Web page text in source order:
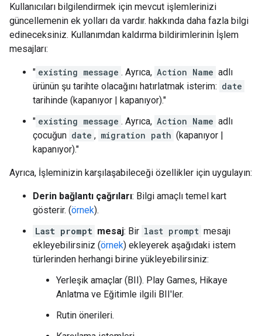
Kullanıcıları bilgilendirmek için mevcut işlemlerinizi
güncellemenin ek yolları da vardır. hakkında daha fazla bilgi
edineceksiniz. Kullanımdan kaldırma bildirimlerinin İşlem
mesajları:
" existing message . Ayrıca, Action Name adlı
ürünün şu tarihte olacağını hatırlatmak isterim: date
tarihinde (kapanıyor | kapanıyor)."
" existing message . Ayrıca, Action Name adlı
çocuğun date , migration path (kapanıyor |
kapanıyor)."
Ayrıca, İşleminizin karşılaşabileceği özellikler için uygulayın:
Derin bağlantı çağrıları: Bilgi amaçlı temel kart
gösterir. (örnek).
Last prompt mesaj: Bir last prompt mesajı
ekleyebilirsiniz (örnek) ekleyerek aşağıdaki istem
türlerinden herhangi birine yükleyebilirsiniz:
Yerleşik amaçlar (BII). Play Games, Hikaye
Anlatma ve Eğitimle ilgili BII'ler.
Rutin önerileri.